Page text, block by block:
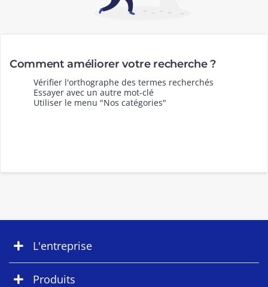
Comment améliorer votre recherche ?
Vérifier l'orthographe des termes recherchés
Essayer avec un autre mot-clé
Utiliser le menu "Nos catégories"
L'entreprise
Produits